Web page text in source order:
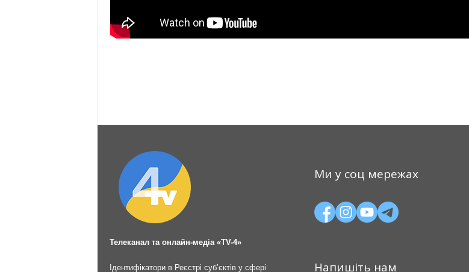
Телеканал та онлайн-медіа «TV-4»
Ідентифікатори в Реєстрі суб’єктів у сфері
Ми у соц мережах
Напишіть нам